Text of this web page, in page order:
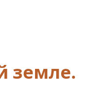
земле.